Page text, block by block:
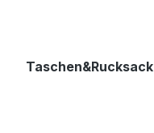
Taschen&Rucksack